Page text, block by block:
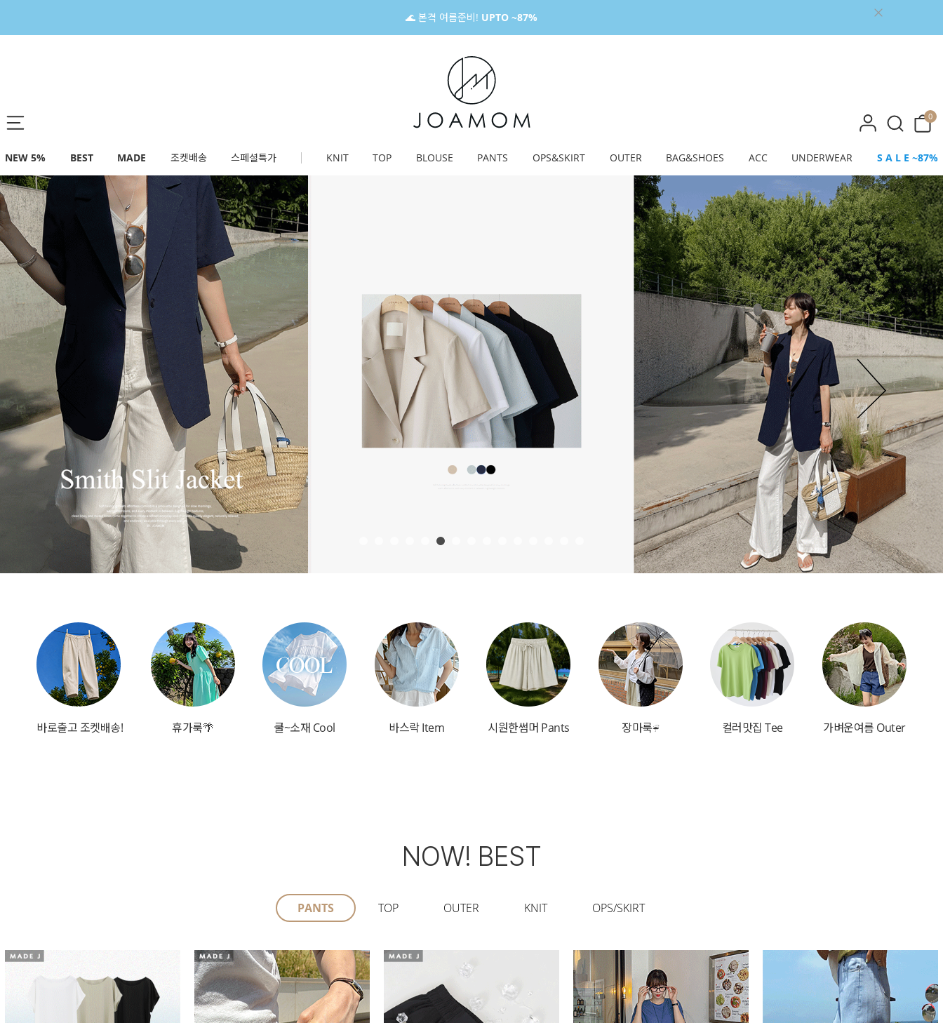
🌊 본격 여름준비! UPTO ~87%
0
NEW 5% BEST MADE 조켓배송 스페셜특가 KNIT TOP BLOUSE PANTS OPS&SKIRT OUTER BAG&SHOES ACC UNDERWEAR S A L E ~87%
바로출고 조켓배송! 휴가룩🌴 쿨~소재 Cool 바스락 Item 시원한썸머 Pants 장마룩☔ 컬러맛집 Tee 가벼운여름 Outer
NOW! BEST
PANTS TOP OUTER KNIT OPS/SKIRT